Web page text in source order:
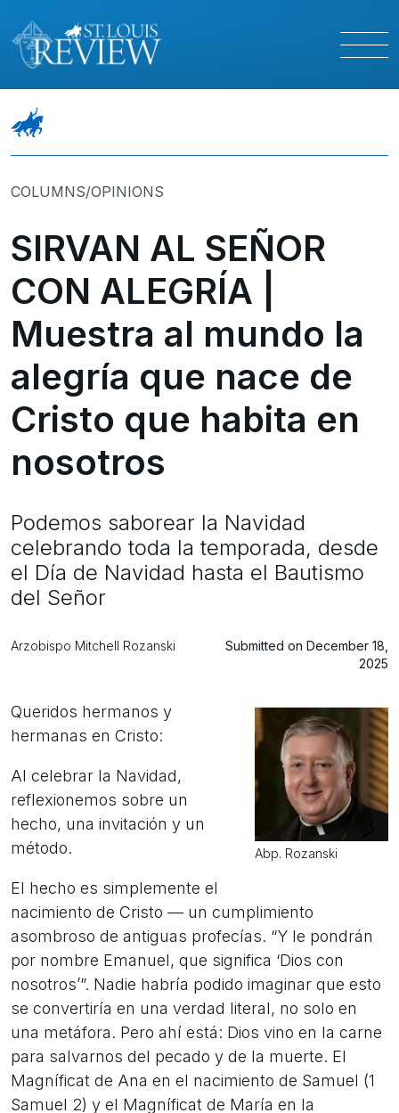
COLUMNS/OPINIONS
SIRVAN AL SEÑOR
CON ALEGRÍA |
Muestra al mundo la
alegría que nace de
Cristo que habita en
nosotros
Podemos saborear la Navidad
celebrando toda la temporada, desde
el Día de Navidad hasta el Bautismo
del Señor
Arzobispo Mitchell Rozanski
Submitted on December 18,
2025
Abp. Rozanski
Queridos hermanos y
hermanas en Cristo:
Al celebrar la Navidad,
reflexionemos sobre un
hecho, una invitación y un
método.
El hecho es simplemente el
nacimiento de Cristo — un cumplimiento
asombroso de antiguas profecías. “Y le pondrán
por nombre Emanuel, que significa ‘Dios con
nosotros’”. Nadie habría podido imaginar que esto
se convertiría en una verdad literal, no solo en
una metáfora. Pero ahí está: Dios vino en la carne
para salvarnos del pecado y de la muerte. El
Magníficat de Ana en el nacimiento de Samuel (1
Samuel 2) y el Magníficat de María en la